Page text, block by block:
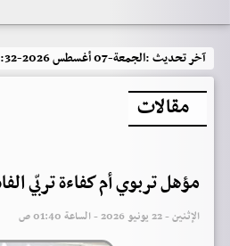
آخر تحديث :الجمعة-07 أغسطس 2026-02:32م
مقالات
مؤهل تربوي أم كفاءة تربّي
الإثنين - 22 يونيو 2026 - الساعة 01:40 ص